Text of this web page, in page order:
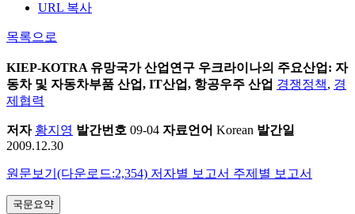
URL 복사
목록으로
KIEP-KOTRA 유망국가 산업연구 우크라이나의 주요산업: 자
동차 및 자동차부품 산업, IT산업, 항공우주 산업 경쟁정책, 경
제협력
저자 황지영 발간번호 09-04 자료언어 Korean 발간일
2009.12.30
원문보기(다운로드:2,354) 저자별 보고서 주제별 보고서
국문요약